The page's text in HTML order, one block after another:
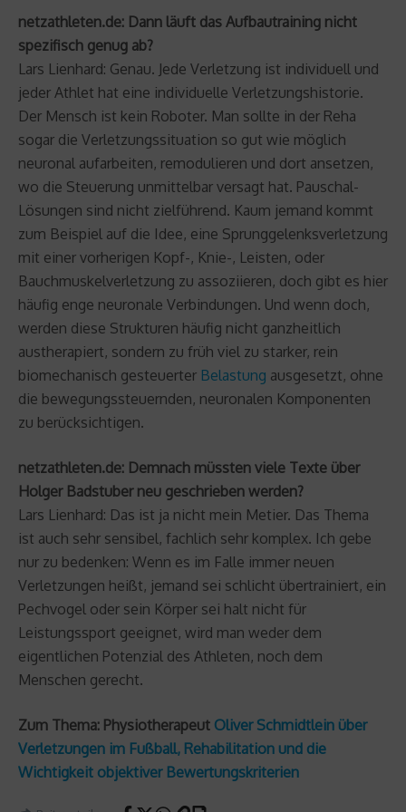
netzathleten.de: Dann läuft das Aufbautraining nicht
spezifisch genug ab?
Lars Lienhard: Genau. Jede Verletzung ist individuell und
jeder Athlet hat eine individuelle Verletzungshistorie.
Der Mensch ist kein Roboter. Man sollte in der Reha
sogar die Verletzungssituation so gut wie möglich
neuronal aufarbeiten, remodulieren und dort ansetzen,
wo die Steuerung unmittelbar versagt hat. Pauschal-
Lösungen sind nicht zielführend. Kaum jemand kommt
zum Beispiel auf die Idee, eine Sprunggelenksverletzung
mit einer vorherigen Kopf-, Knie-, Leisten, oder
Bauchmuskelverletzung zu assoziieren, doch gibt es hier
häufig enge neuronale Verbindungen. Und wenn doch,
werden diese Strukturen häufig nicht ganzheitlich
austherapiert, sondern zu früh viel zu starker, rein
biomechanisch gesteuerter Belastung ausgesetzt, ohne
die bewegungssteuernden, neuronalen Komponenten
zu berücksichtigen.
netzathleten.de: Demnach müssten viele Texte über
Holger Badstuber neu geschrieben werden?
Lars Lienhard: Das ist ja nicht mein Metier. Das Thema
ist auch sehr sensibel, fachlich sehr komplex. Ich gebe
nur zu bedenken: Wenn es im Falle immer neuen
Verletzungen heißt, jemand sei schlicht übertrainiert, ein
Pechvogel oder sein Körper sei halt nicht für
Leistungssport geeignet, wird man weder dem
eigentlichen Potenzial des Athleten, noch dem
Menschen gerecht.
Zum Thema: Physiotherapeut Oliver Schmidtlein über
Verletzungen im Fußball, Rehabilitation und die
Wichtigkeit objektiver Bewertungskriterien